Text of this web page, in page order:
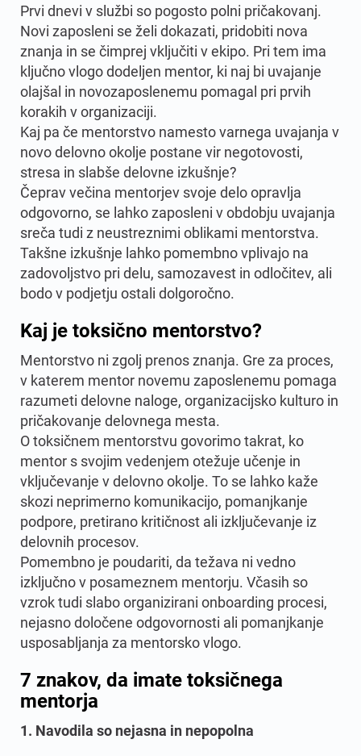
Prvi dnevi v službi so pogosto polni pričakovanj.
Novi zaposleni se želi dokazati, pridobiti nova
znanja in se čimprej vključiti v ekipo. Pri tem ima
ključno vlogo dodeljen mentor, ki naj bi uvajanje
olajšal in novozaposlenemu pomagal pri prvih
korakih v organizaciji.
Kaj pa če mentorstvo namesto varnega uvajanja v
novo delovno okolje postane vir negotovosti,
stresa in slabše delovne izkušnje?
Čeprav večina mentorjev svoje delo opravlja
odgovorno, se lahko zaposleni v obdobju uvajanja
sreča tudi z neustreznimi oblikami mentorstva.
Takšne izkušnje lahko pomembno vplivajo na
zadovoljstvo pri delu, samozavest in odločitev, ali
bodo v podjetju ostali dolgoročno.
Kaj je toksično mentorstvo?
Mentorstvo ni zgolj prenos znanja. Gre za proces,
v katerem mentor novemu zaposlenemu pomaga
razumeti delovne naloge, organizacijsko kulturo in
pričakovanje delovnega mesta.
O toksičnem mentorstvu govorimo takrat, ko
mentor s svojim vedenjem otežuje učenje in
vključevanje v delovno okolje. To se lahko kaže
skozi neprimerno komunikacijo, pomanjkanje
podpore, pretirano kritičnost ali izključevanje iz
delovnih procesov.
Pomembno je poudariti, da težava ni vedno
izključno v posameznem mentorju. Včasih so
vzrok tudi slabo organizirani onboarding procesi,
nejasno določene odgovornosti ali pomanjkanje
usposabljanja za mentorsko vlogo.
7 znakov, da imate toksičnega
mentorja
1. Navodila so nejasna in nepopolna